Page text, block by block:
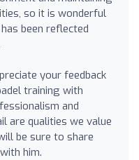
so it is wonderful
been reflected
your feedback
training with
and
are qualities we value
be sure to share
him.